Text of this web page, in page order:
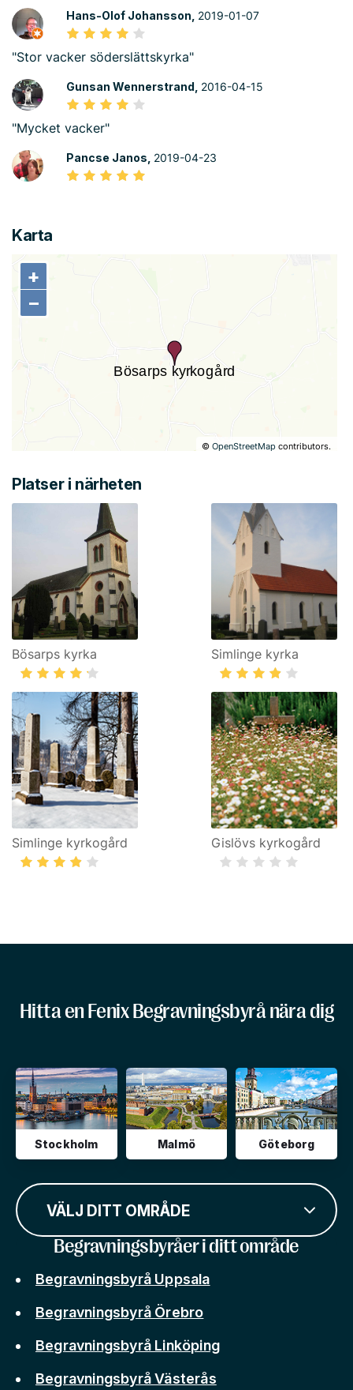
Hans-Olof Johansson, 2019-01-07
"Stor vacker söderslättskyrka"
Gunsan Wennerstrand, 2016-04-15
"Mycket vacker"
Pancse Janos, 2019-04-23
Karta
+
−
©OpenStreetMap contributors.
+
−
Platser i närheten
Bösarps kyrka Simlinge kyrka
Simlinge kyrkogård Gislövs kyrkogård
Hitta en Fenix Begravningsbyrå nära dig
Stockholm Malmö Göteborg
VÄLJ DITT OMRÅDE
Begravningsbyråer i ditt område
Begravningsbyrå Uppsala
Begravningsbyrå Örebro
Begravningsbyrå Linköping
Begravningsbyrå Västerås